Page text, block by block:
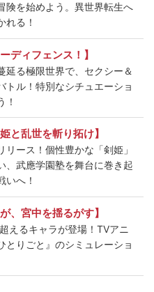
険を始めよう。異世界転生へ
れる！
ディフェンス！】
延る極限世界で、セクシー＆
トル！特別なシチュエーショ
！
と乱世を斬り拓け】
リース！個性豊かな「剣姫」
、武應学園塾を舞台に巻き起
いへ！
、宮中を揺るがす】
えるキャラが登場！TVアニ
とりごと』のシミュレーショ